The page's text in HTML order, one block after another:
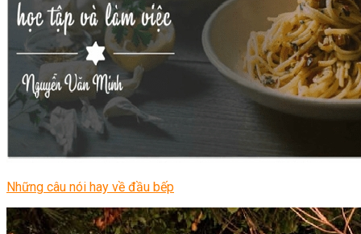
Những câu nói hay về đầu bếp